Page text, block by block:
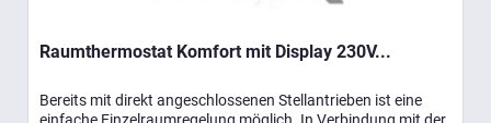
Raumthermostat Komfort mit Display 230V...
Bereits mit direkt angeschlossenen Stellantrieben ist eine
einfache Einzelraumregelung möglich. In Verbindung mit der